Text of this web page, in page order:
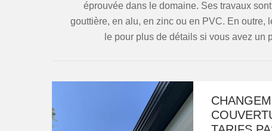
éprouvée dans le domaine. Ses travaux
gouttière, en alu, en zinc ou en PVC. En outre,
le pour plus de détails si vous avez un